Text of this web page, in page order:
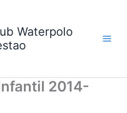
Waterpolo
2014-